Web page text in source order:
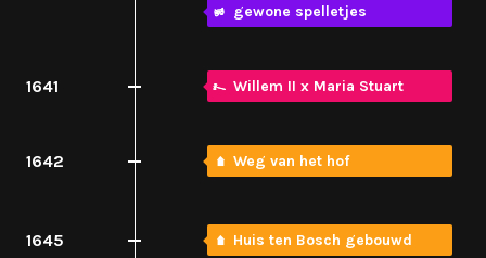
gewone spelletjes
1641 Willem II x Maria Stuart
1642 Weg van het hof
1645 Huis ten Bosch gebouwd